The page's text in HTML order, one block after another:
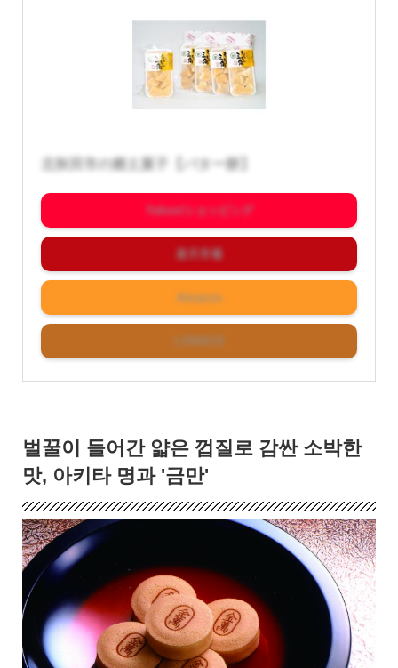
北秋田市の郷土菓子【バター餅】
Yahoo!ショッピング
楽天市場
Amazon
LOHACO
벌꿀이 들어간 얇은 껍질로 감싼 소박한
맛, 아키타 명과 '금만'